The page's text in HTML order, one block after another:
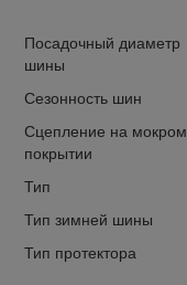
Посадочный диаметр
шины
Сезонность шин
Сцепление на мокром
покрытии
Тип
Тип зимней шины
Тип протектора